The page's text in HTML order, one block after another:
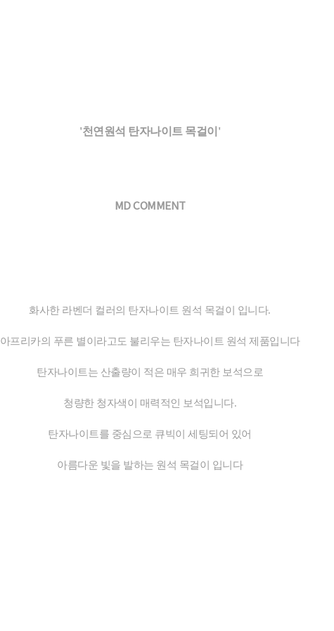
'천연원석 탄자나이트 목걸이'
MD COMMENT
화사한 라벤더 컬러의 탄자나이트 원석 목걸이 입니다.
아프리카의 푸른 별이라고도 불리우는 탄자나이트 원석 제품입니다
탄자나이트는 산출량이 적은 매우 희귀한 보석으로
청량한 청자색이 매력적인 보석입니다.
탄자나이트를 중심으로 큐빅이 세팅되어 있어
아름다운 빛을 발하는 원석 목걸이 입니다